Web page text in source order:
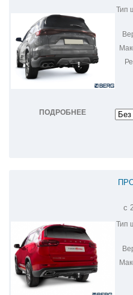
ПОДРОБНЕЕ
Тип
с
Тип